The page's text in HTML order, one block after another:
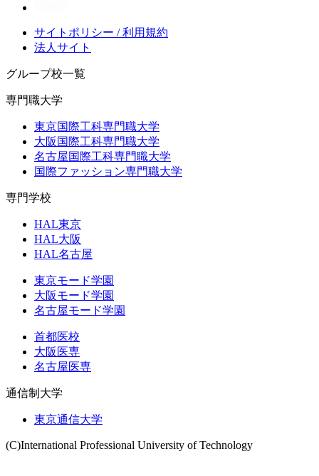
サイトポリシー / 利用規約
法人サイト
グループ校一覧
専門職大学
東京国際工科専門職大学
大阪国際工科専門職大学
名古屋国際工科専門職大学
国際ファッション専門職大学
専門学校
HAL東京
HAL大阪
HAL名古屋
東京モード学園
大阪モード学園
名古屋モード学園
首都医校
大阪医専
名古屋医専
通信制大学
東京通信大学
(C)International Professional University of Technology